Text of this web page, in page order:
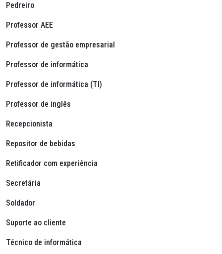
Pedreiro
Professor AEE
Professor de gestão empresarial
Professor de informática
Professor de informática (TI)
Professor de inglês
Recepcionista
Repositor de bebidas
Retificador com experiência
Secretária
Soldador
Suporte ao cliente
Técnico de informática